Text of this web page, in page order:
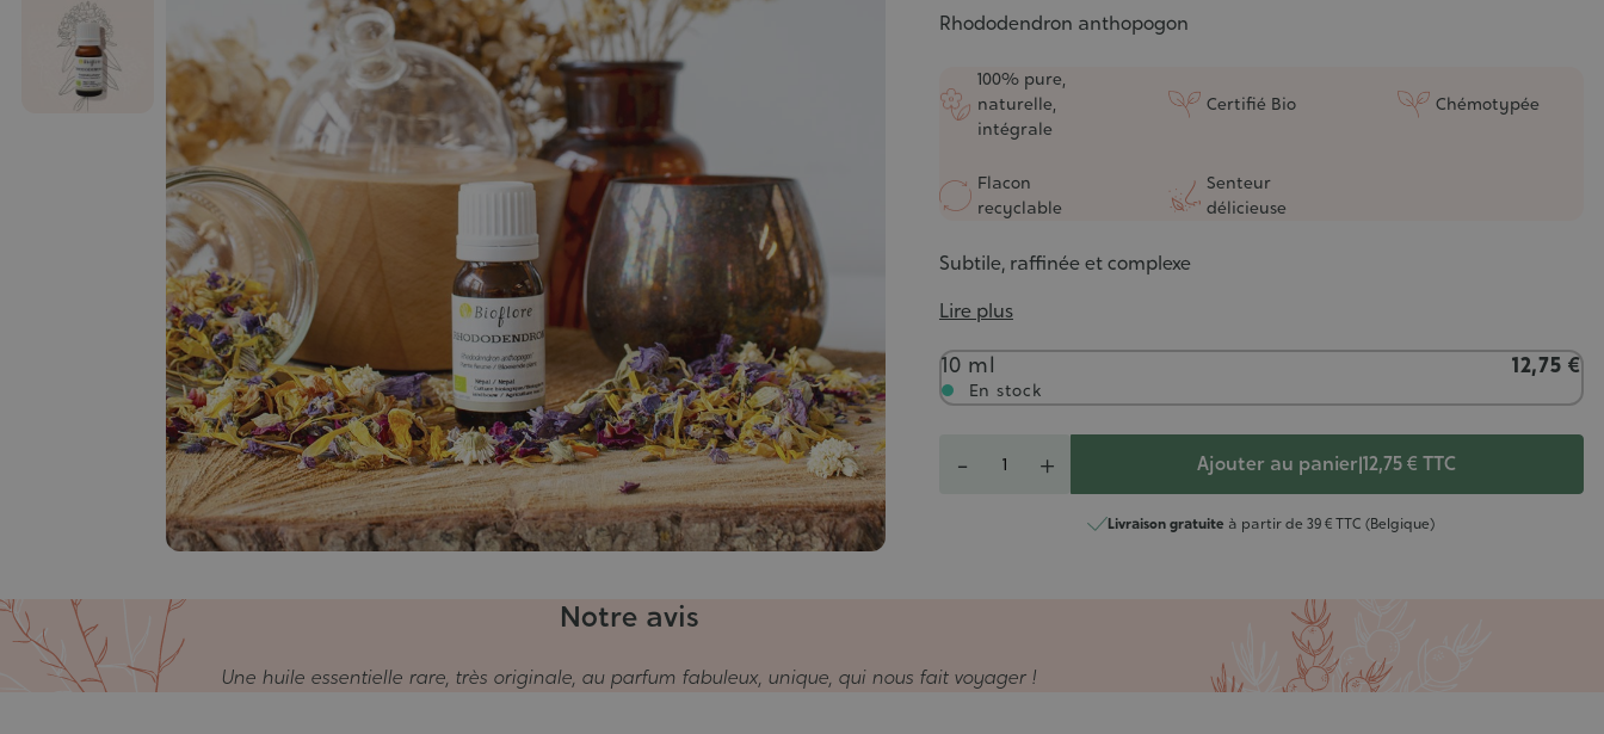
Rhododendron anthopogon
100% pure,
naturelle,
intégrale
Certifié Bio Chémotypée
Flacon
recyclable
Senteur
délicieuse
Subtile, raffinée et complexe
Lire plus
Contenance
10 ml 12,75 €
En stock
- + Ajouter au panier|12,75 € TTC
Livraison gratuite à partir de 39 € TTC (Belgique)
Notre avis
Une huile essentielle rare, très originale, au parfum fabuleux, unique, qui nous fait voyager !